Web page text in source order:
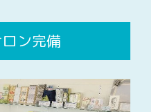
ン完備